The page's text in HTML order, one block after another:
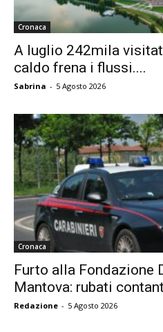
Cronaca
A luglio 242mila
caldo frena i flussi....
Sabrina - 5 Agosto 2026
Cronaca
Furto alla Fondazione
Mantova: rubati
Redazione - 5 Agosto 2026